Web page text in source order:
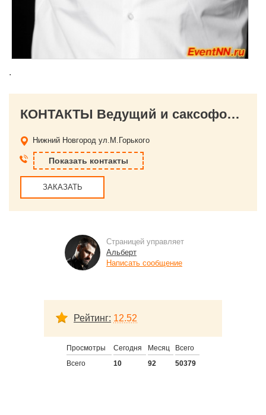
.
КОНТАКТЫ Ведущий и саксофонист Альберт Родин
Нижний Новгород ул.М.Горького
Показать контакты
ЗАКАЗАТЬ
Страницей управляет
Альберт
Написать сообщение
Рейтинг: 12.52
Просмотры Сегодня Месяц
Всего
Всего
10 92 50379